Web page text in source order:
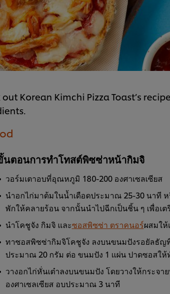
out Korean Kimchi Pizza Toast’s
นตอนการทำโทสต์พิซซ่าหน้ากิมจิ
วอร์มเตาอบที่อุณหภูมิ 180-200 องศาเซลเซียส
นำอกไก่มาต้มในน้ำเดือดประมาณ 25-30 นาที
พักให้คลายร้อน จากนั้นนำไปฉีกเป็นชิ้น ๆ เพื่อเต
นำโคชูจัง กิมจิ และซอสพิซซ่า ตราคนอร์ผสมใ
ทาซอสพิซซ่ากิมจิโคชูจัง ลงบนขนมปังรอยัลธัญ
ประมาณ 20 กรัม ต่อ ขนมปัง 1 แผ่น ปาดซอสใ
วางอกไก่หั่นเต๋าลงบนขนมปัง โดยวางให้กระจา
องศาเซลเซียส อบประมาณ 3 นาที